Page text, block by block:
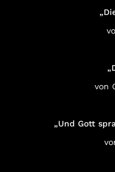
von
„Und Gott